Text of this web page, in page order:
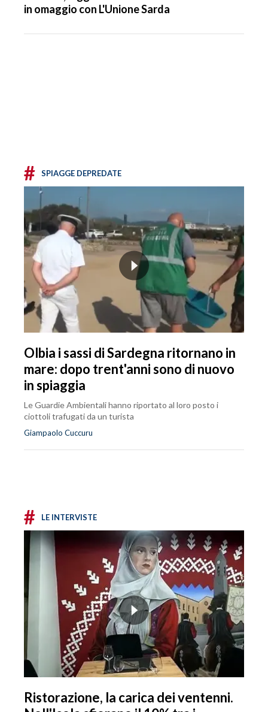
in omaggio con L'Unione Sarda
# SPIAGGE DEPREDATE
Olbia i sassi di Sardegna ritornano in
mare: dopo trent'anni sono di nuovo
in spiaggia
Le Guardie Ambientali hanno riportato al loro posto i
ciottoli trafugati da un turista
Giampaolo Cuccuru
# LE INTERVISTE
Ristorazione, la carica dei ventenni.